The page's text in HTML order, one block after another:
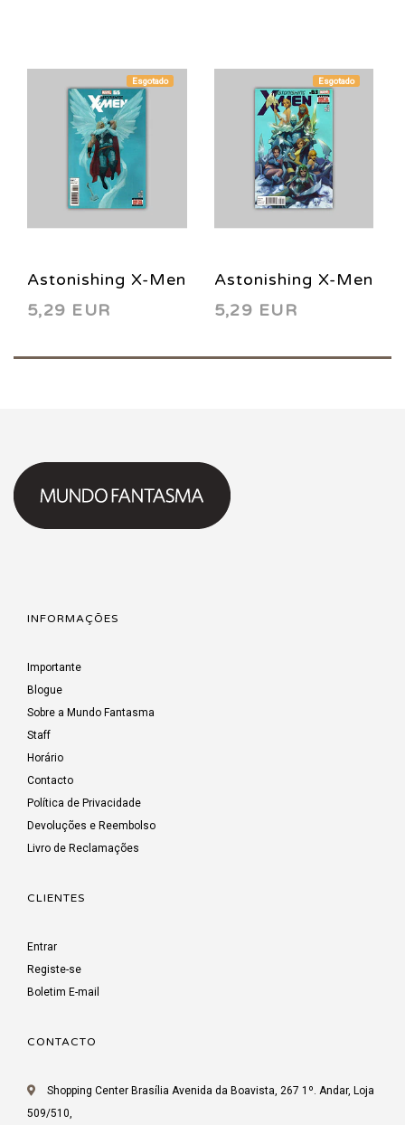
Esgotado
Astonishing X-Men
65 2013
5,29 EUR
Esgotado
Astonishing X-Men
63 2013
5,29 EUR
INFORMAÇÕES
Importante
Blogue
Sobre a Mundo Fantasma
Staff
Horário
Contacto
Política de Privacidade
Devoluções e Reembolso
Livro de Reclamações
CLIENTES
Entrar
Registe-se
Boletim E-mail
CONTACTO
Shopping Center Brasília Avenida da Boavista, 267 1º. Andar, Loja
509/510,